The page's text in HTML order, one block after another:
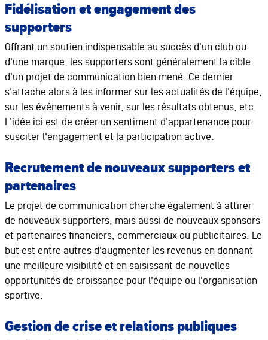
Fidélisation et engagement des
supporters
Offrant un soutien indispensable au succès d'un club ou
d'une marque, les supporters sont généralement la cible
d'un projet de communication bien mené. Ce dernier
s'attache alors à les informer sur les actualités de l'équipe,
sur les événements à venir, sur les résultats obtenus, etc.
L'idée ici est de créer un sentiment d'appartenance pour
susciter l'engagement et la participation active.
Recrutement de nouveaux supporters et
partenaires
Le projet de communication cherche également à attirer
de nouveaux supporters, mais aussi de nouveaux sponsors
et partenaires financiers, commerciaux ou publicitaires. Le
but est entre autres d'augmenter les revenus en donnant
une meilleure visibilité et en saisissant de nouvelles
opportunités de croissance pour l'équipe ou l'organisation
sportive.
Gestion de crise et relations publiques